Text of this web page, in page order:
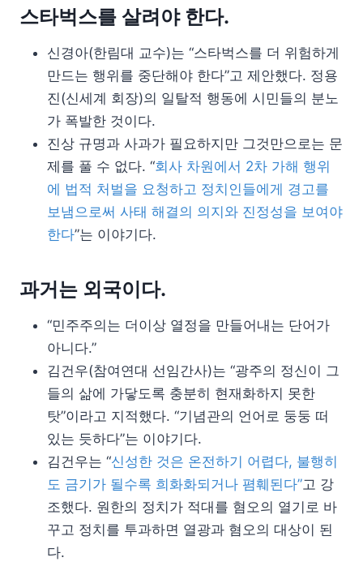
스타벅스를 살려야 한다.
신경아(한림대 교수)는 “스타벅스를 더 위험하게
만드는 행위를 중단해야 한다”고 제안했다. 정용
진(신세계 회장)의 일탈적 행동에 시민들의 분노
가 폭발한 것이다.
진상 규명과 사과가 필요하지만 그것만으로는 문
제를 풀 수 없다. “회사 차원에서 2차 가해 행위
에 법적 처벌을 요청하고 정치인들에게 경고를
보냄으로써 사태 해결의 의지와 진정성을 보여야
한다”는 이야기다.
과거는 외국이다.
“민주주의는 더이상 열정을 만들어내는 단어가
아니다.”
김건우(참여연대 선임간사)는 “광주의 정신이 그
들의 삶에 가닿도록 충분히 현재화하지 못한
탓”이라고 지적했다. “기념관의 언어로 둥둥 떠
있는 듯하다”는 이야기다.
김건우는 “신성한 것은 온전하기 어렵다, 불행히
도 금기가 될수록 희화화되거나 폄훼된다”고 강
조했다. 원한의 정치가 적대를 혐오의 열기로 바
꾸고 정치를 투과하면 열광과 혐오의 대상이 된
다.